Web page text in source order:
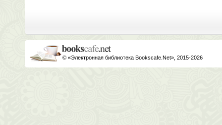
© «Электронная библиотека Bookscafe.Net», 2015-2026